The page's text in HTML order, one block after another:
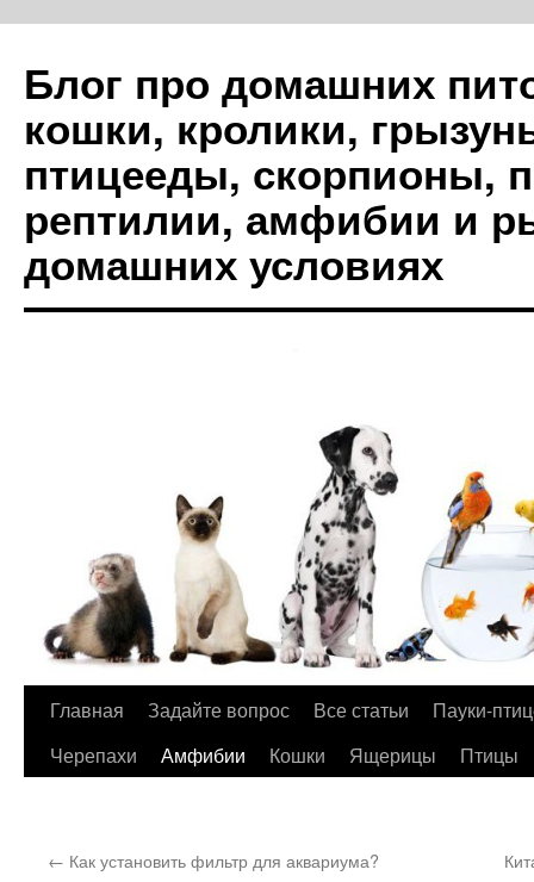
Блог про домашних
кошки, кролики,
птицееды, скорпионы,
рептилии, амфибии и
домашних условиях
Перейти
Главная Задайте вопрос Все статьи
Пауки-
Черепахи
Амфибии Кошки Ящерицы Птицы
← Как установить фильтр для аквариума?